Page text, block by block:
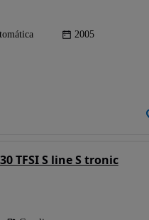
2005
TFSI S line S tronic